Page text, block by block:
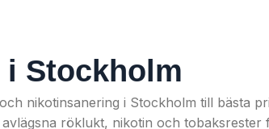
Stockholm
nikotinsanering i Stockholm till bästa
röklukt, nikotin och tobaksrester